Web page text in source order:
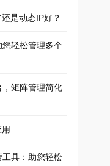
是动态IP好？
轻松管理多个
矩阵管理简化
具：助您轻松